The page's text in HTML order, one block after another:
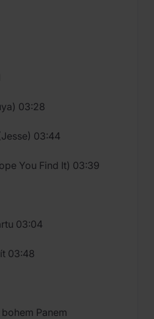
03:28
03:44
You Find It) 03:39
03:04
03:48
Panem